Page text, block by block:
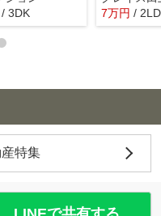
/ 3DK
7万円 /
特集